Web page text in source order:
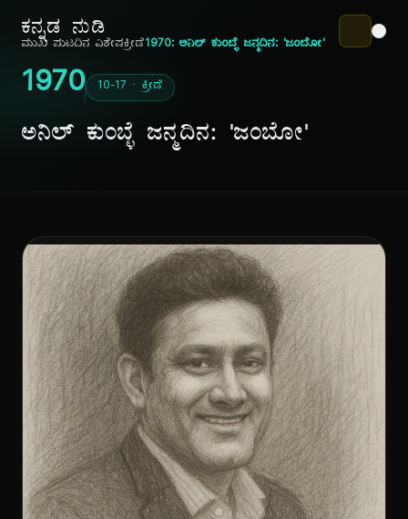
ಕನ್ನಡ ನುಡಿ
ಮುಖ ಪುಟದಿನ ವಿಶೇಷಕ್ರೀಡೆ1970: ಅನಿಲ್ ಕುಂಬ್ಳೆ ಜನ್ಮದಿನ: 'ಜಂಬೋ'
1970 10-17 · ಕ್ರೀಡೆ
ಅನಿಲ್ ಕುಂಬ್ಳೆ ಜನ್ಮದಿನ: 'ಜಂಬೋ'